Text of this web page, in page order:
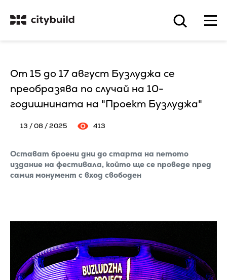
От 15 до 17 август Бузлуджа се
преобразява по случай на 10-
годишнината на "Проект Бузлуджа"
13 / 08 / 2025 413
Остават броени дни до старта на петото
издание на фестивала, който ще се проведе пред
самия монумент с вход свободен